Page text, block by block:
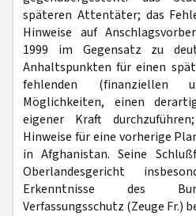
späteren Attentäter; das
Hinweise auf
1999 im Gegensatz zu
Anhaltspunkten für einen
fehlenden (finanziellen
Möglichkeiten, einen
eigener Kraft
Hinweise für eine vorherige
in Afghanistan. Seine
Oberlandesgericht
Erkenntnisse des
Verfassungsschutz (Zeuge Fr.)